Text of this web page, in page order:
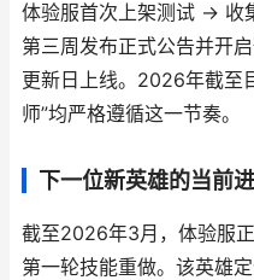
体验服首次上架测试 → 收
第三周发布正式公告并开
更新日上线。2026年截至
师”均严格遵循这一节奏。
下一位新英雄的当前
截至2026年3月，体验服
第一轮技能重做。该英雄